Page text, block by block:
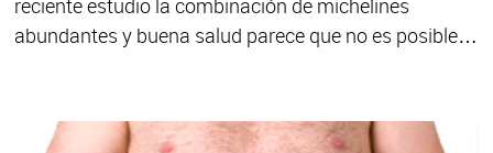
abundantes y buena salud parece que no es posible…